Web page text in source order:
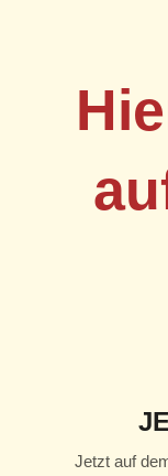
Jetzt auf